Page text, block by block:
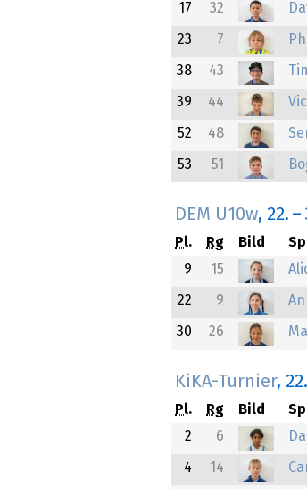
17
32
23 7
38 43
39 44
52 48
53 51
DEM U10w, 22. –
Pl. Rg Bild
9
15
22 9
30 26
KiKA-Turnier, 22.
Pl. Rg Bild
2
6
4 14